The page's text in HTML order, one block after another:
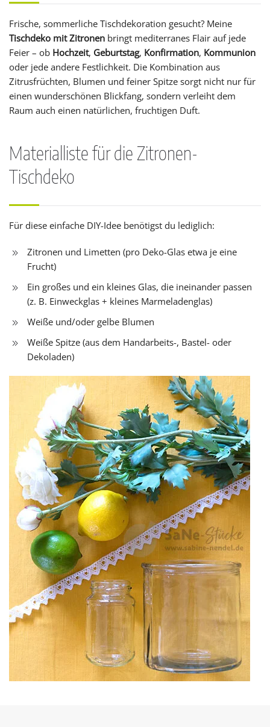
Frische, sommerliche Tischdekoration gesucht? Meine
Tischdeko mit Zitronen bringt mediterranes Flair auf jede
Feier – ob Hochzeit, Geburtstag, Konfirmation, Kommunion
oder jede andere Festlichkeit. Die Kombination aus
Zitrusfrüchten, Blumen und feiner Spitze sorgt nicht nur für
einen wunderschönen Blickfang, sondern verleiht dem
Raum auch einen natürlichen, fruchtigen Duft.
Materialliste für die Zitronen-
Tischdeko
Für diese einfache DIY-Idee benötigst du lediglich:
Zitronen und Limetten (pro Deko-Glas etwa je eine
Frucht)
Ein großes und ein kleines Glas, die ineinander passen
(z. B. Einweckglas + kleines Marmeladenglas)
Weiße und/oder gelbe Blumen
Weiße Spitze (aus dem Handarbeits-, Bastel- oder
Dekoladen)